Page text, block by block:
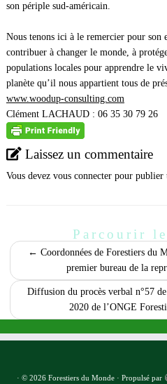
son périple sud-américain.
Nous tenons ici à le remercier pour son
contribuer à changer le monde, à
populations locales pour apprendre le
planète qu’il nous appartient tous de
www.woodup-consulting.com
Clément LACHAUD : 06 35 30 79 26
Laissez un commentaire
Vous devez vous connecterpour publier
Parcourir
← Coordonnées de Forestiers du
premier bureau de la
Diffusion du procès verbal n°57 de
2020 de l’ONGE
· © 2026 Forestiers du Monde · Propulsé par